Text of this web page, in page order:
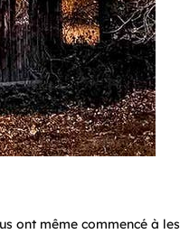
ont même commencé à les